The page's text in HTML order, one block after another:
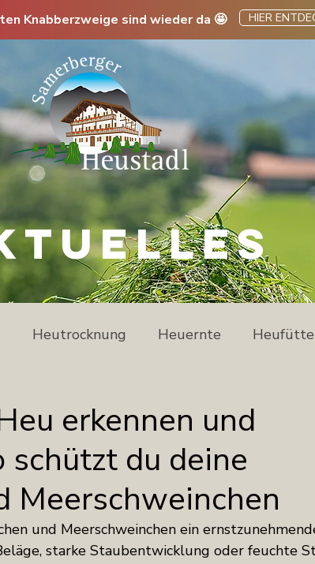
Knabberzweige sind wieder da 🤩 HIER
Heutrocknung Heuernte
erkennen und
schützt du deine
Meerschweinchen
und Meerschweinchen ein
starke Staubentwicklung oder feuchte